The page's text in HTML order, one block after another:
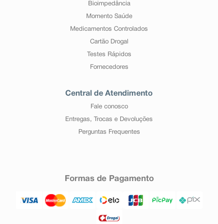
Bioimpedância
Momento Saúde
Medicamentos Controlados
Cartão Drogal
Testes Rápidos
Fornecedores
Central de Atendimento
Fale conosco
Entregas, Trocas e Devoluções
Perguntas Frequentes
Formas de Pagamento